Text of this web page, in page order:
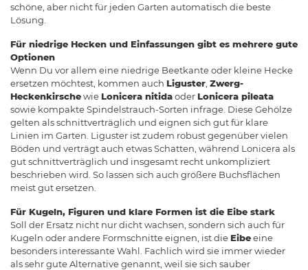
schöne, aber nicht für jeden Garten automatisch die beste
Lösung.
Für niedrige Hecken und Einfassungen gibt es mehrere gute
Optionen
Wenn Du vor allem eine niedrige Beetkante oder kleine Hecke
ersetzen möchtest, kommen auch Liguster Zwerg-
Heckenkirschewie Lonicera nitidaoder Lonicera pileata
sowie kompakte Spindelstrauch-Sorten infrage. Diese Gehölze
gelten als schnittverträglich und eignen sich gut für klare
Linien im Garten. Liguster ist zudem robust gegenüber vielen
Böden und verträgt auch etwas Schatten, während Lonicera als
gut schnittverträglich und insgesamt recht unkompliziert
beschrieben wird. So lassen sich auch größere Buchsflächen
meist gut ersetzen.
Für Kugeln, Figuren und klare Formen ist die Eibe stark
Soll der Ersatz nicht nur dicht wachsen, sondern sich auch für
Kugeln oder andere Formschnitte eignen, ist die Eibeeine
besonders interessante Wahl. Fachlich wird sie immer wieder
als sehr gute Alternative genannt, weil sie sich sauber